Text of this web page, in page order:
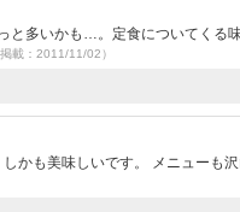
多いかも…。定食についてくる
載：2011/11/02）
かも美味しいです。 メニューも